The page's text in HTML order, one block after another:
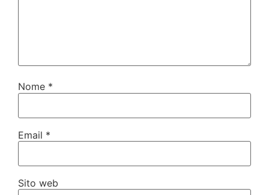
Nome *
Email *
Sito web